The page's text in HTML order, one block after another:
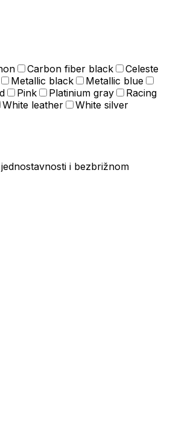
Carbon fiber black
Celeste
Metallic black
Metallic blue
Pink Platinium gray
Racing
White leather White silver
i bezbrižnom